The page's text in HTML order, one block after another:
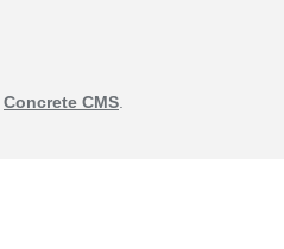
Concrete CMS.